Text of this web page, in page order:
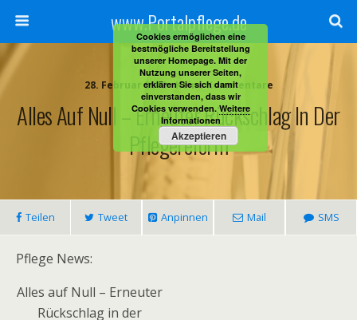
www.Portalpflege.de
28. Februar 2012 • Keine Kommentare
Alles Auf Null – Erneuter Rückschlag In Der
Pflegereform
Teilen Tweet Anpinnen Mail SMS
Pflege News:
Alles auf Null – Erneuter
Rückschlag in der
Cookies ermöglichen eine
bestmögliche Bereitstellung
unserer Homepage. Mit der
Nutzung unserer Seiten,
erklären Sie sich damit
einverstanden, dass wir
Cookies verwenden.Weitere
Informationen
Akzeptieren